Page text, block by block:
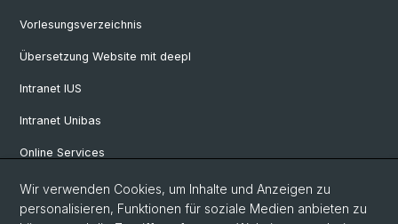
Vorlesungsverzeichnis
Übersetzung Website mit deepl
Intranet IUS
Intranet Unibas
Online Services
Social Media
Wir verwenden Cookies, um Inhalte und Anzeigen zu
personalisieren, Funktionen für soziale Medien anbieten zu